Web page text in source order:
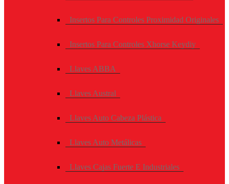
Insertos Para Controles Proximidad Originales
Insertos Para Controles Xhorse Keydiy
Llaves ABBA
Llaves Austral
Llaves Auto Cabeza Plástica
Llaves Auto Metálicas
Llaves Cajas Fuerte E Industriales